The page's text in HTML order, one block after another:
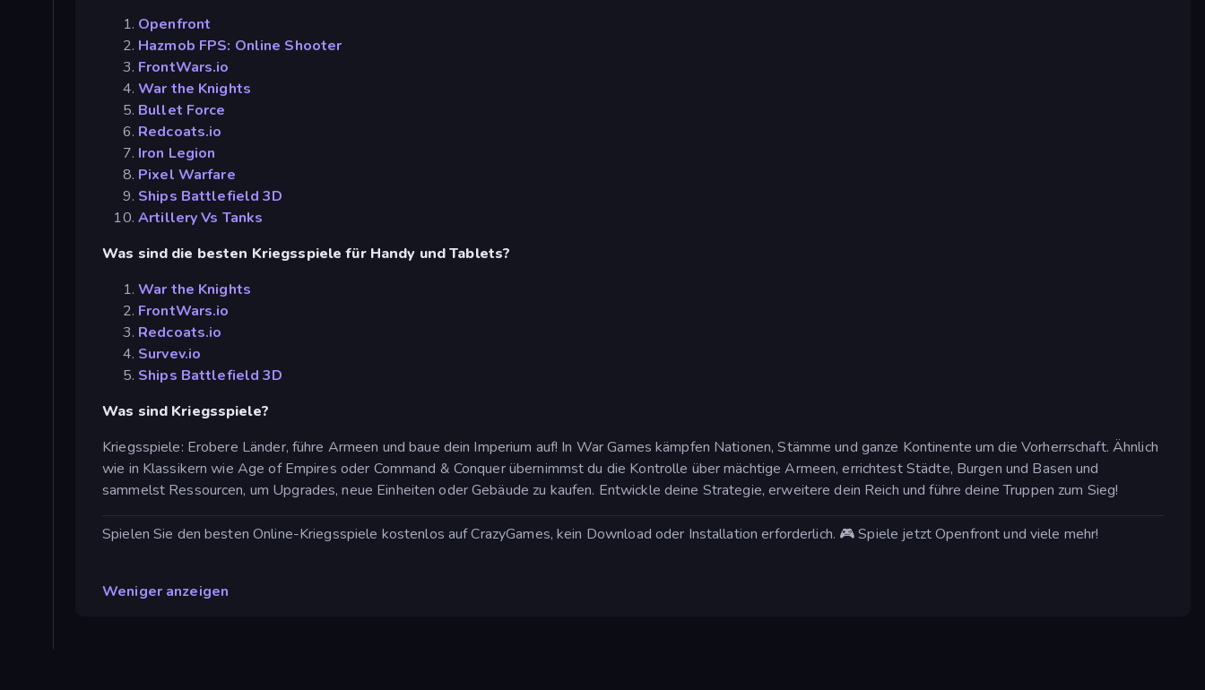
Openfront
Hazmob FPS: Online Shooter
FrontWars.io
War the Knights
Bullet Force
Redcoats.io
Iron Legion
Pixel Warfare
Ships Battlefield 3D
Artillery Vs Tanks
Was sind die besten Kriegsspiele für Handy und Tablets?
War the Knights
FrontWars.io
Redcoats.io
Survev.io
Ships Battlefield 3D
Was sind Kriegsspiele?
Kriegsspiele: Erobere Länder, führe Armeen und baue dein Imperium auf! In War Games kämpfen Nationen, Stämme und ganze Kontinente um die Vorherrschaft. Ähnlich
wie in Klassikern wie Age of Empires oder Command & Conquer übernimmst du die Kontrolle über mächtige Armeen, errichtest Städte, Burgen und Basen und
sammelst Ressourcen, um Upgrades, neue Einheiten oder Gebäude zu kaufen. Entwickle deine Strategie, erweitere dein Reich und führe deine Truppen zum Sieg!
Spielen Sie den besten Online-Kriegsspiele kostenlos auf CrazyGames, kein Download oder Installation erforderlich. 🎮 Spiele jetzt Openfront und viele mehr!
Weniger anzeigen